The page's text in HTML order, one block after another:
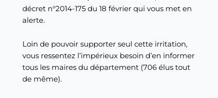
décret n°2014-175 du 18 février qui vous met en
alerte.
Loin de pouvoir supporter seul cette irritation,
vous ressentez l’impérieux besoin d’en informer
tous les maires du département (706 élus tout
de même).